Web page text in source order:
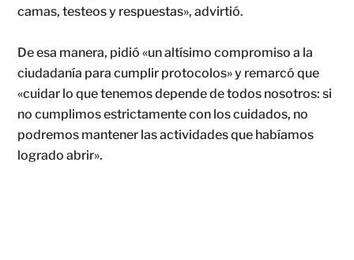
camas, testeos y respuestas», advirtió.
De esa manera, pidió «un altísimo compromiso a la
ciudadanía para cumplir protocolos» y remarcó que
«cuidar lo que tenemos depende de todos nosotros: si
no cumplimos estrictamente con los cuidados, no
podremos mantener las actividades que habíamos
logrado abrir».